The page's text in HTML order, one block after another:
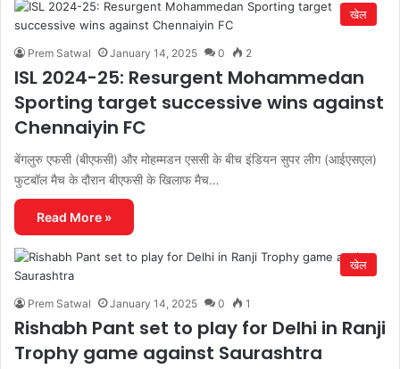
खेल
Prem Satwal January 14, 2025 0 2
ISL 2024-25: Resurgent Mohammedan
Sporting target successive wins against
Chennaiyin FC
बेंगलुरु एफसी (बीएफसी) और मोहम्मडन एससी के बीच इंडियन सुपर लीग (आईएसएल)
फुटबॉल मैच के दौरान बीएफसी के खिलाफ मैच…
Read More »
खेल
Prem Satwal January 14, 2025 0 1
Rishabh Pant set to play for Delhi in Ranji
Trophy game against Saurashtra